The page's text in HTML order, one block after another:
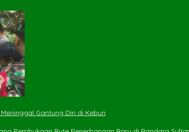
Gantung Diri di Kebun